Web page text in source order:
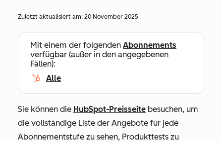
Zuletzt aktualisiert am: 20 November 2025
Mit einem der folgenden Abonnements
verfügbar (außer in den angegebenen
Fällen):
Alle
Sie können die HubSpot-Preisseite besuchen, um
die vollständige Liste der Angebote für jede
Abonnementstufe zu sehen, Produkttests zu